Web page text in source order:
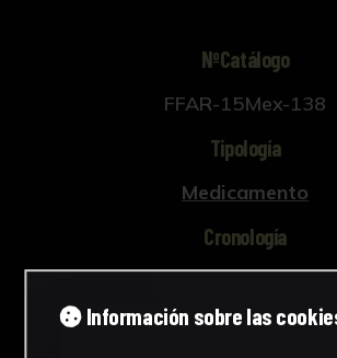
NºCatálogo
FFAR-15Mex-138
Tipología
Medicamento
Cronología
Materiales
Información sobre las